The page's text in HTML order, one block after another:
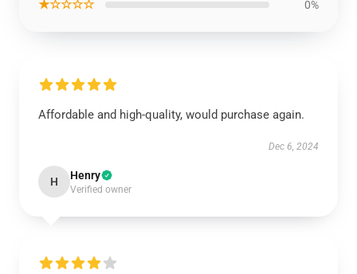
★☆☆☆☆ 0%
Affordable and high-quality, would purchase again.
Dec 6, 2024
H Henry
Verified owner